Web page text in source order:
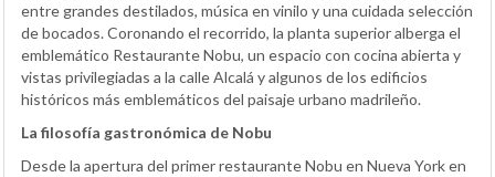
entre grandes destilados, música en vinilo y una cuidada selección
de bocados. Coronando el recorrido, la planta superior alberga el
emblemático Restaurante Nobu, un espacio con cocina abierta y
vistas privilegiadas a la calle Alcalá y algunos de los edificios
históricos más emblemáticos del paisaje urbano madrileño.
La filosofía gastronómica de Nobu
Desde la apertura del primer restaurante Nobu en Nueva York en